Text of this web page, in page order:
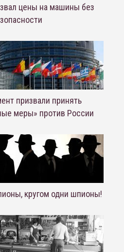
цены на машины без
призвали принять
меры» против России
кругом одни шпионы!